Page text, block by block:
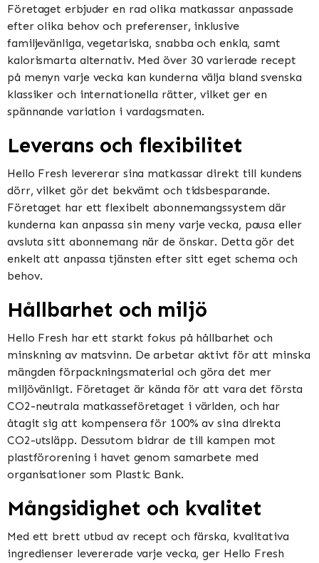
Företaget erbjuder en rad olika matkassar anpassade
efter olika behov och preferenser, inklusive
familjevänliga, vegetariska, snabba och enkla, samt
kalorismarta alternativ. Med över 30 varierade recept
på menyn varje vecka kan kunderna välja bland svenska
klassiker och internationella rätter, vilket ger en
spännande variation i vardagsmaten.
Leverans och flexibilitet
Hello Fresh levererar sina matkassar direkt till kundens
dörr, vilket gör det bekvämt och tidsbesparande.
Företaget har ett flexibelt abonnemangssystem där
kunderna kan anpassa sin meny varje vecka, pausa eller
avsluta sitt abonnemang när de önskar. Detta gör det
enkelt att anpassa tjänsten efter sitt eget schema och
behov.
Hållbarhet och miljö
Hello Fresh har ett starkt fokus på hållbarhet och
minskning av matsvinn. De arbetar aktivt för att minska
mängden förpackningsmaterial och göra det mer
miljövänligt. Företaget är kända för att vara det första
CO2-neutrala matkasseföretaget i världen, och har
åtagit sig att kompensera för 100% av sina direkta
CO2-utsläpp. Dessutom bidrar de till kampen mot
plastförorening i havet genom samarbete med
organisationer som Plastic Bank.
Mångsidighet och kvalitet
Med ett brett utbud av recept och färska, kvalitativa
ingredienser levererade varje vecka, ger Hello Fresh